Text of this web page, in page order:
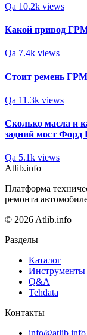
Qa 10.2k views
Какой привод
Qa 7.4k views
Стоит ремень
Qa 11.3k views
Сколько масла и
задний мост Форд
Qa 5.1k views
Atlib.info
Платформа
ремонта
© 2026 Atlib.info
Разделы
Каталог
Инструменты
Q&A
Tehdata
Контакты